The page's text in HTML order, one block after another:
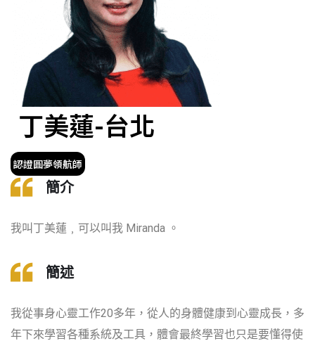
丁美蓮-台北
認證圓夢領航師
簡介
我叫丁美蓮﹐可以叫我 Miranda 。
簡述
我從事身心靈工作20多年，從人的身體健康到心靈成長，多
年下來學習各種系統及工具，體會最終學習也只是要懂得使